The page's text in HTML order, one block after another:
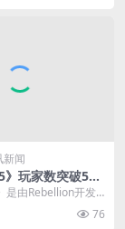
新闻
》玩家数突破5百
”1千万次
是由Rebellion开发
游戏，本咋发售于2
76